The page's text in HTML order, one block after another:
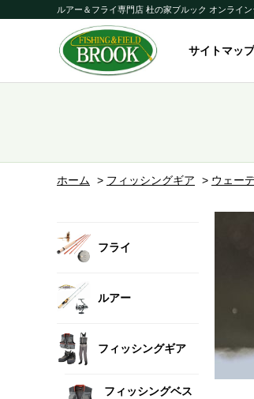
ルアー＆フライ専門店 杜の家ブルック オンライ
サイトマップ
ホーム > フィッシングギア > ウェー
フライ
ルアー
フィッシングギア
フィッシングベス